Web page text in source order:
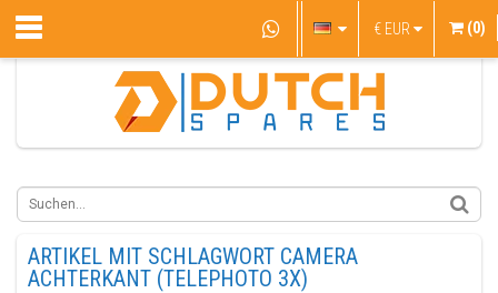
€ EUR (0)
ARTIKEL MIT SCHLAGWORT CAMERA
ACHTERKANT (TELEPHOTO 3X)